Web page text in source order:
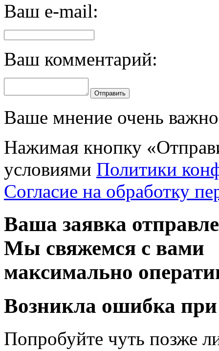
Ваш e-mail:
Ваш комментарий:
Отправить
Ваше мнение очень
Нажимая кнопку
условиями Политики
Согласие на обработку
Ваша заявка
Мы свяжемся с вами
максимально
Возникла ошибка при
Попробуйте чуть позже